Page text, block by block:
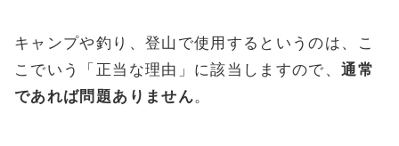
キャンプや釣り、登山で使用するというのは、こ
こでいう「正当な理由」に該当しますので、通常
であれば問題ありません。